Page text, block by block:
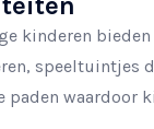
bieden
speeltuintjes
waardoor